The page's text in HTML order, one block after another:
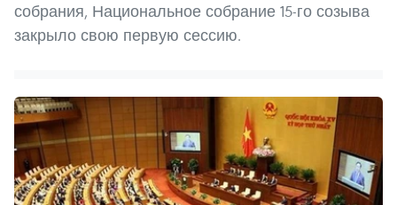
собрания, Национальное собрание 15-го созыва
закрыло свою первую сессию.